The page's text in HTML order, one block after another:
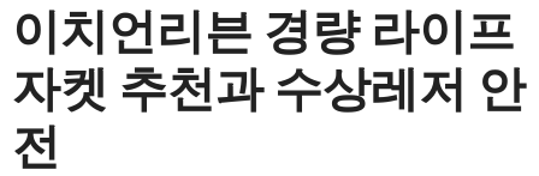
뛰
기
이치언리븐 경량 라이프
자켓 추천과 수상레저 안
전